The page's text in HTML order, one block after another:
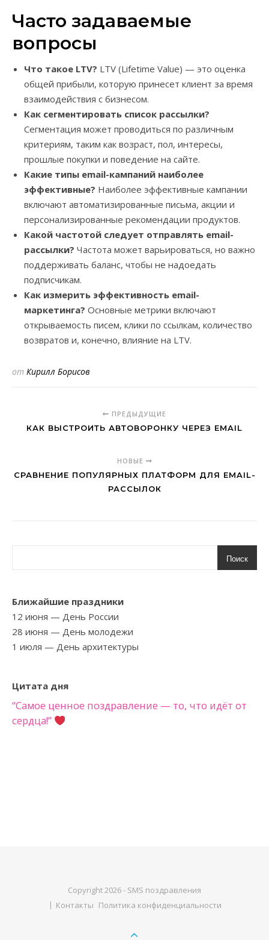
Часто задаваемые
вопросы
Что такое LTV? LTV (Lifetime Value) — это оценка
общей прибыли, которую принесет клиент за время
взаимодействия с бизнесом.
Как сегментировать список рассылки?
Сегментация может проводиться по различным
критериям, таким как возраст, пол, интересы,
прошлые покупки и поведение на сайте.
Какие типы email-кампаний наиболее
эффективные? Наиболее эффективные кампании
включают автоматизированные письма, акции и
персонализированные рекомендации продуктов.
Какой частотой следует отправлять email-
рассылки? Частота может варьироваться, но важно
поддерживать баланс, чтобы не надоедать
подписчикам.
Как измерить эффективность email-
маркетинга? Основные метрики включают
открываемость писем, клики по ссылкам, количество
возвратов и, конечно, влияние на LTV.
от Кирилл Борисов
ПРЕДЫДУЩИЕ
КАК ВЫСТРОИТЬ АВТОВОРОНКУ ЧЕРЕЗ EMAIL
НОВЫЕ
СРАВНЕНИЕ ПОПУЛЯРНЫХ ПЛАТФОРМ ДЛЯ EMAIL-
РАССЫЛОК
Поиск
Ближайшие праздники
12 июня — День России
28 июня — День молодежи
1 июля — День архитектуры
Цитата дня
“Самое ценное поздравление — то, что идёт от
сердца!”
Copyright 2026 - SMS поздравления
Контакты Политика конфиденциальности